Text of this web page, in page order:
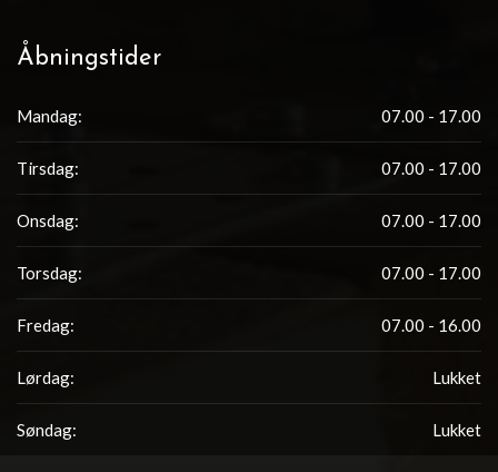
Åbningstider
Mandag: 07.00 - 17.00
Tirsdag: 07.00 - 17.00
Onsdag: 07.00 - 17.00
Torsdag: 07.00 - 17.00
Fredag: 07.00 - 16.00
Lørdag: Lukket
Søndag: Lukket